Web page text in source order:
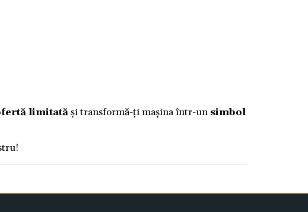
limitatăși transformă-ți mașina într-un simbol